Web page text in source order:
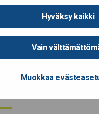
Hyväksy kaikki
Vain
Muokkaa